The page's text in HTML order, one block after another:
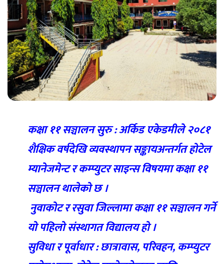
कक्षा ११ सञ्चालन सुरु : अर्किड एकेडमीले २०८१
शैक्षिक वर्षदेखि व्यवस्थापन सङ्कायअन्तर्गत होटेल
म्यानेजमेन्ट र कम्प्युटर साइन्स विषयमा कक्षा ११
सञ्चालन थालेको छ ।
नुवाकोट र रसुवा जिल्लामा कक्षा ११ सञ्चालन गर्ने
यो पहिलो संस्थागत विद्यालय हो ।
सुविधा र पूर्वाधार : छात्रावास, परिवहन, कम्प्युटर